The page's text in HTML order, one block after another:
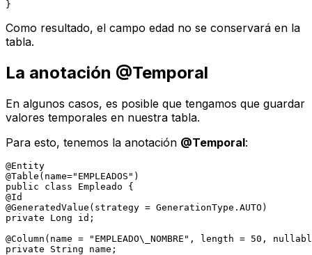
Como resultado, el campo edad no se conservará en la
tabla.
La anotación @Temporal
En algunos casos, es posible que tengamos que guardar
valores temporales en nuestra tabla.
Para esto, tenemos la anotación @Temporal:
@Entity
@Table(name="EMPLEADOS")
public
class Empleado
@Id
@GeneratedValue(strategy = GenerationType.AUTO)
private Long id;
@Column(name = "EMPLEADO\_NOMBRE", length = 50,
private String name;